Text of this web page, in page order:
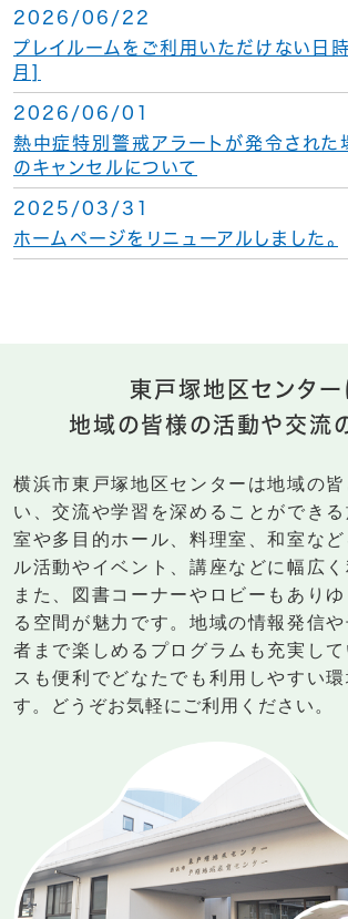
2026/06/22
プレイルームをご利用いただけない日
月]
2026/06/01
熱中症特別警戒アラートが発令された
のキャンセルについて
2025/03/31
ホームページをリニューアルしました。
東戸塚地区センター
地域の皆様の活動や交流
横浜市東戸塚地区センターは地域の
い、交流や学習を深めることができ
室や多目的ホール、料理室、和室な
ル活動やイベント、講座などに幅広く
また、図書コーナーやロビーもあり
る空間が魅力です。地域の情報発信
者まで楽しめるプログラムも充実し
スも便利でどなたでも利用しやすい
す。どうぞお気軽にご利用ください。